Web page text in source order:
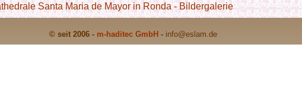
Santa Maria de Mayor in Ronda - Bildergalerie
© seit 2006 - m-haditec GmbH - info@eslam.de